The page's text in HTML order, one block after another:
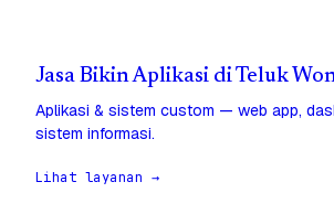
Jasa Bikin Aplikasi di Teluk
Aplikasi & sistem custom — web app,
sistem informasi.
Lihat layanan →